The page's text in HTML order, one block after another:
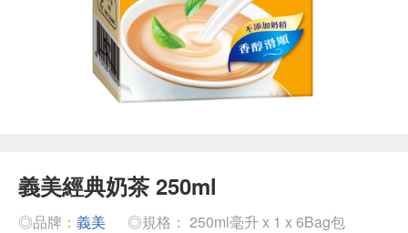
義美經典奶茶 250ml
◎品牌： 義美 ◎規格： 250ml毫升 x 1 x 6Bag包